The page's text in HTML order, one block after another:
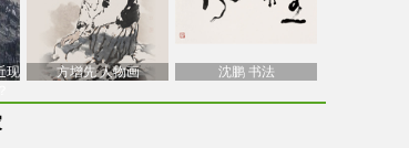
现
方增先 人物画 沈鹏 书法